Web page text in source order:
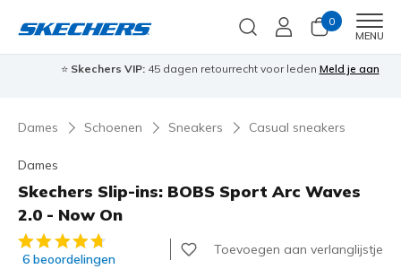
0
MENU
Skechers VIP:45 dagen retourrecht voor ledenMeld je aan⭐
Dames Schoenen Sneakers Casual sneakers
Dames
Skechers Slip-ins: BOBS Sport Arc Waves
2.0 - Now On
3,7 van de 5 klantbeoordelingen
6 beoordelingen
Toevoegen aan verlanglijstje